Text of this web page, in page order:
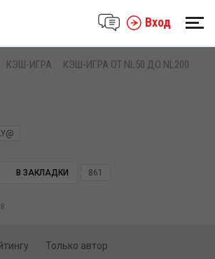
Вход
КЭШ-ИГРА КЭШ-ИГРА ОТ NL50 ДО NL200
В ЗАКЛАДКИ 861
Только автор